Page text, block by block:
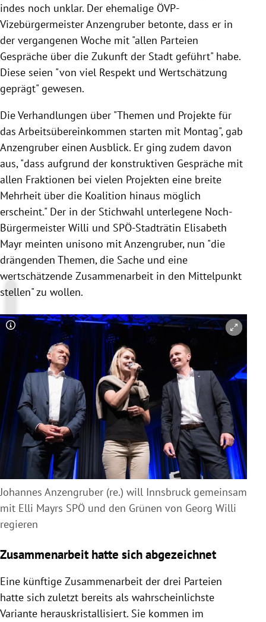
indes noch unklar. Der ehemalige ÖVP-
Vizebürgermeister Anzengruber betonte, dass er in
der vergangenen Woche mit "allen Parteien
Gespräche über die Zukunft der Stadt geführt" habe.
Diese seien "von viel Respekt und Wertschätzung
geprägt" gewesen.
Die Verhandlungen über "Themen und Projekte für
das Arbeitsübereinkommen starten mit Montag", gab
Anzengruber einen Ausblick. Er ging zudem davon
aus, "dass aufgrund der konstruktiven Gespräche mit
allen Fraktionen bei vielen Projekten eine breite
Mehrheit über die Koalition hinaus möglich
erscheint." Der in der Stichwahl unterlegene Noch-
Bürgermeister Willi und SPÖ-Stadträtin Elisabeth
Mayr meinten unisono mit Anzengruber, nun "die
drängenden Themen, die Sache und eine
wertschätzende Zusammenarbeit in den Mittelpunkt
stellen" zu wollen.
Copyright-Hinweis öffnen/schließen
Johannes Anzengruber (re.) will Innsbruck gemeinsam
mit Elli Mayrs SPÖ und den Grünen von Georg Willi
regieren
Zusammenarbeit hatte sich abgezeichnet
Eine künftige Zusammenarbeit der drei Parteien
hatte sich zuletzt bereits als wahrscheinlichste
Variante herauskristallisiert. Sie kommen im